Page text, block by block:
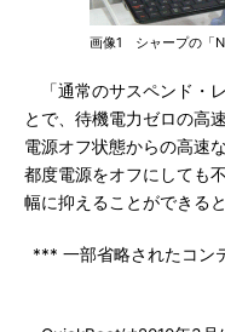
画像1 シャープの「
「通常のサスペンド・
とで、待機電力ゼロの高
電源オフ状態からの高速
都度電源をオフにしても
幅に抑えることができると
*** 一部省略されたコン